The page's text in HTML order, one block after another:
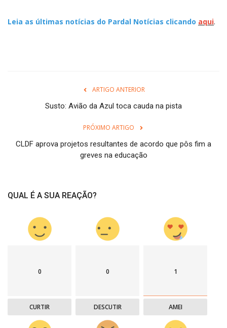
Leia as últimas notícias do Pardal Notícias clicando aqui.
ARTIGO ANTERIOR
Susto: Avião da Azul toca cauda na pista
PRÓXIMO ARTIGO
CLDF aprova projetos resultantes de acordo que pôs fim a
greves na educação
QUAL É A SUA REAÇÃO?
0
CURTIR
0
DESCUTIR
1
AMEI